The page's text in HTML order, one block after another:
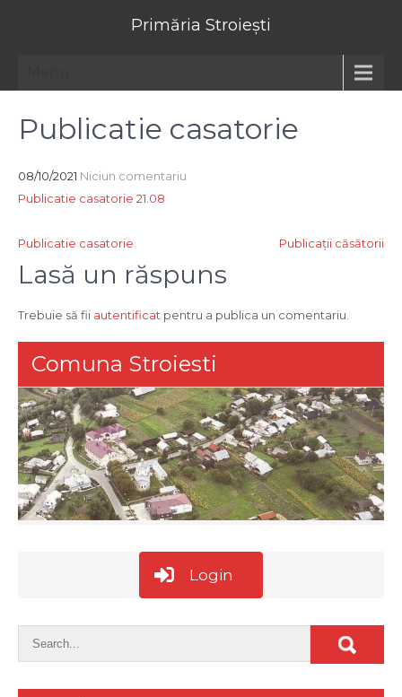
Primăria Stroiești
Publicatie casatorie
08/10/2021 Niciun comentariu
Publicatie casatorie 21.08
Navigare
în
Publicatie casatorie Publicaţii căsătorii
Lasă un răspuns
Trebuie să fii autentificat pentru a publica un comentariu.
Comuna Stroiesti
Login